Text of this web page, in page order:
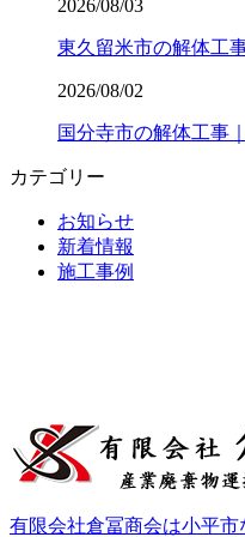
2026/08/03
東久留米市の解体工
2026/08/02
国分寺市の解体工事
カテゴリー
お知らせ
新着情報
施工事例
有限会社倉冨商会は小平